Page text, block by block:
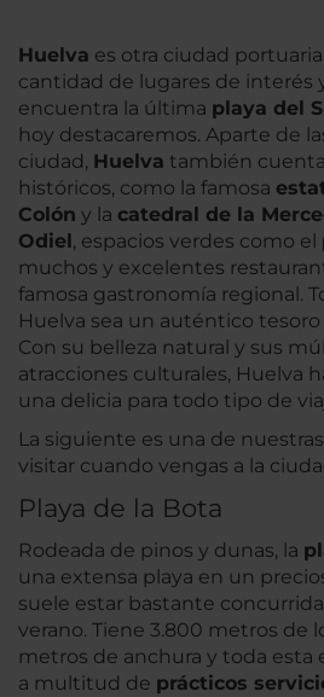
Huelva es otra ciudad
cantidad de lugares de interés
encuentra la última playa del
hoy destacaremos. Aparte de
ciudad, Huelva también
históricos, como la famosa
Colón y la catedral de la
Odiel, espacios verdes como el
muchos y excelentes
famosa gastronomía regional.
Huelva sea un auténtico
Con su belleza natural y sus
atracciones culturales, Huelva
una delicia para todo tipo de
La siguiente es una de
visitar cuando vengas a la
Playa de la Bota
Rodeada de pinos y dunas, la
una extensa playa en un
suele estar bastante
verano. Tiene 3.800 metros de
metros de anchura y toda esta
a multitud de prácticos